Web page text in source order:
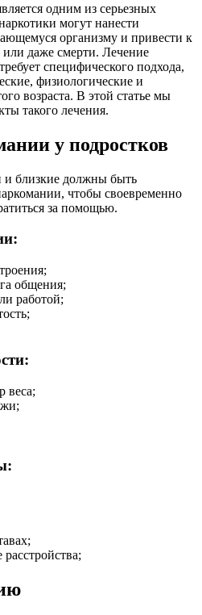
одним из серьезных
могут нанести
организму и привести к
даже смерти. Лечение
специфического подхода,
физиологические и
возраста. В этой статье мы
такого лечения.
у подростков
и близкие должны быть
чтобы своевременно
за помощью.
общения;
работой;
веса;